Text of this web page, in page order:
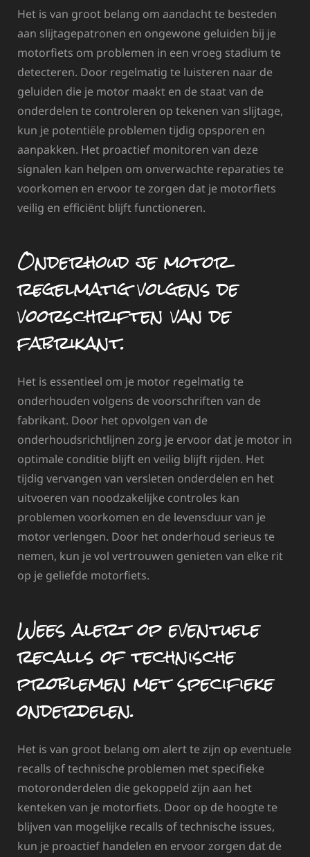
Het is van groot belang om aandacht te besteden
aan slijtagepatronen en ongewone geluiden bij je
motorfiets om problemen in een vroeg stadium te
detecteren. Door regelmatig te luisteren naar de
geluiden die je motor maakt en de staat van de
onderdelen te controleren op tekenen van slijtage,
kun je potentiële problemen tijdig opsporen en
aanpakken. Het proactief monitoren van deze
signalen kan helpen om onverwachte reparaties te
voorkomen en ervoor te zorgen dat je motorfiets
veilig en efficiënt blijft functioneren.
Onderhoud je motor
regelmatig volgens de
voorschriften van de
fabrikant.
Het is essentieel om je motor regelmatig te
onderhouden volgens de voorschriften van de
fabrikant. Door het opvolgen van de
onderhoudsrichtlijnen zorg je ervoor dat je motor in
optimale conditie blijft en veilig blijft rijden. Het
tijdig vervangen van versleten onderdelen en het
uitvoeren van noodzakelijke controles kan
problemen voorkomen en de levensduur van je
motor verlengen. Door het onderhoud serieus te
nemen, kun je vol vertrouwen genieten van elke rit
op je geliefde motorfiets.
Wees alert op eventuele
recalls of technische
problemen met specifieke
onderdelen.
Het is van groot belang om alert te zijn op eventuele
recalls of technische problemen met specifieke
motoronderdelen die gekoppeld zijn aan het
kenteken van je motorfiets. Door op de hoogte te
blijven van mogelijke recalls of technische issues,
kun je proactief handelen en ervoor zorgen dat de